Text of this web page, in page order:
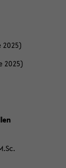
2025)
2025)